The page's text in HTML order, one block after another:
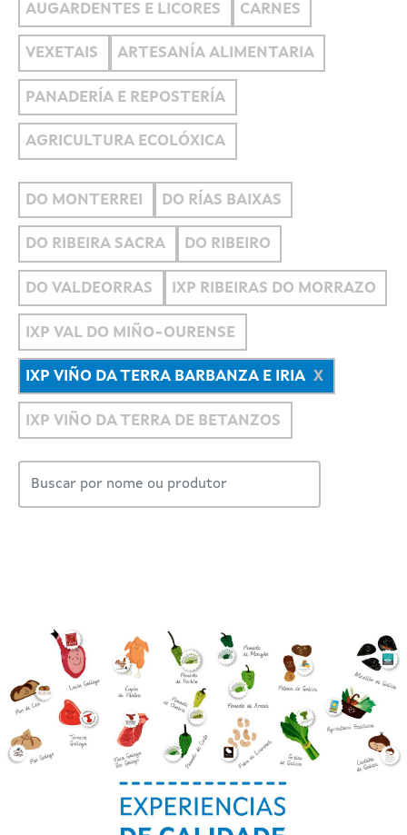
AUGARDENTES E LICORES CARNES
VEXETAIS ARTESANÍA ALIMENTARIA
PANADERÍA E REPOSTERÍA
AGRICULTURA ECOLÓXICA
DO MONTERREI DO RÍAS BAIXAS
DO RIBEIRA SACRA DO RIBEIRO
DO VALDEORRAS IXP RIBEIRAS DO MORRAZO
IXP VAL DO MIÑO-OURENSE
IXP VIÑO DA TERRA BARBANZA E IRIA
IXP VIÑO DA TERRA DE BETANZOS